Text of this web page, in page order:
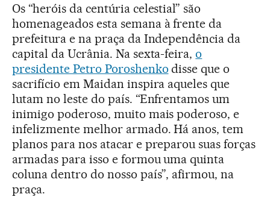
Os “heróis da centúria celestial” são
homenageados esta semana à frente da
prefeitura e na praça da Independência da
capital da Ucrânia. Na sexta-feira,o
presidente Petro Poroshenko disse que o
sacrifício em Maidan inspira aqueles que
lutam no leste do país. “Enfrentamos um
inimigo poderoso, muito mais poderoso, e
infelizmente melhor armado. Há anos, tem
planos para nos atacar e preparou suas forças
armadas para isso e formou uma quinta
coluna dentro do nosso país”, afirmou, na
praça.